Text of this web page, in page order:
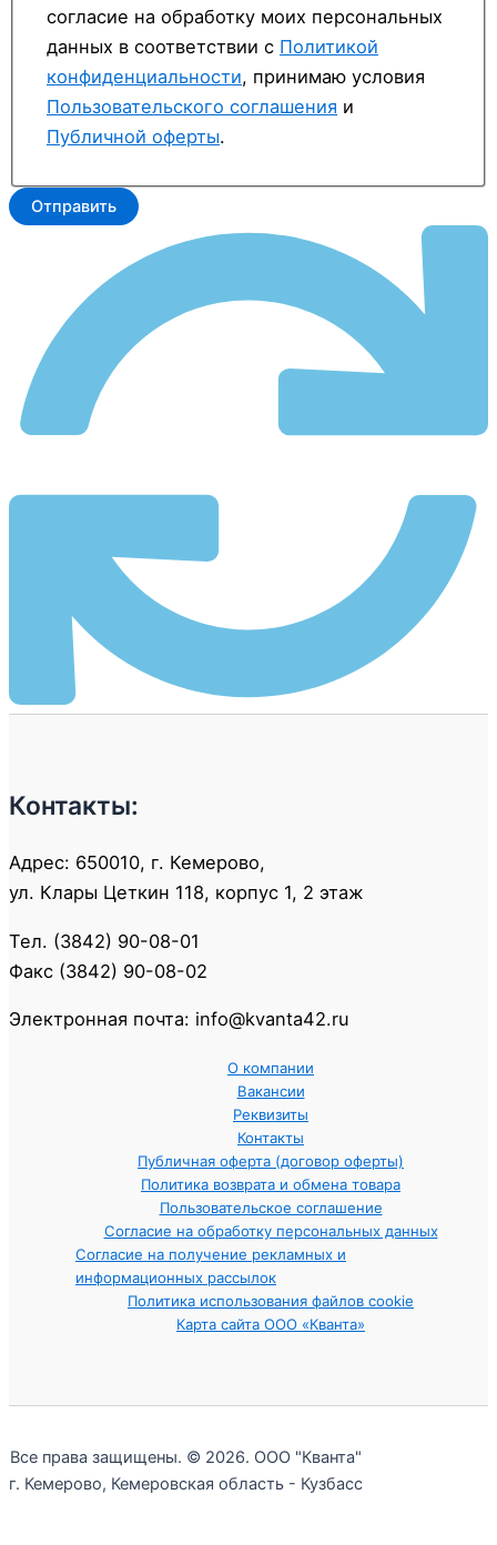
согласие на обработку моих персональных
данных в соответствии с Политикой
конфиденциальности, принимаю условия
Пользовательского соглашения и
Публичной оферты.
Отправить
Контакты:
Адрес: 650010, г. Кемерово,
ул. Клары Цеткин 118, корпус 1, 2 этаж
Тел. (3842) 90-08-01
Факс (3842) 90-08-02
Электронная почта: info@kvanta42.ru
О компании
Вакансии
Реквизиты
Контакты
Публичная оферта (договор оферты)
Политика возврата и обмена товара
Пользовательское соглашение
Согласие на обработку персональных данных
Согласие на получение рекламных и
информационных рассылок
Политика использования файлов cookie
Карта сайта ООО «Кванта»
Все права защищены. © 2026. ООО "Кванта"
г. Кемерово, Кемеровская область - Кузбасс